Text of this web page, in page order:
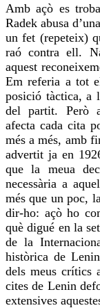
Amb açò es
Radek abusa
un fet (repeteix)
raó contra ell.
aquest
Em referia a tot
posició tàctica, a
del partit. Però
afecta cada cita
més a més, amb
advertit ja en
que la meua
necessària a
més que un poc,
dir-ho: açò ho
què digué en la
de la
històrica de
dels meus crítics
cites de Lenin
extensives